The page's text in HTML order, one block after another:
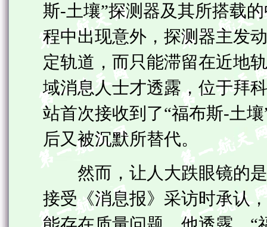
斯-土壤”探测器及其所搭载
程中出现意外，探测器主发
定轨道，而只能滞留在近地
域消息人士才透露，位于拜
站首次接收到了“福布斯-土
后又被沉默所替代。
然而，让人大跌眼镜的是
接受《消息报》采访时承认